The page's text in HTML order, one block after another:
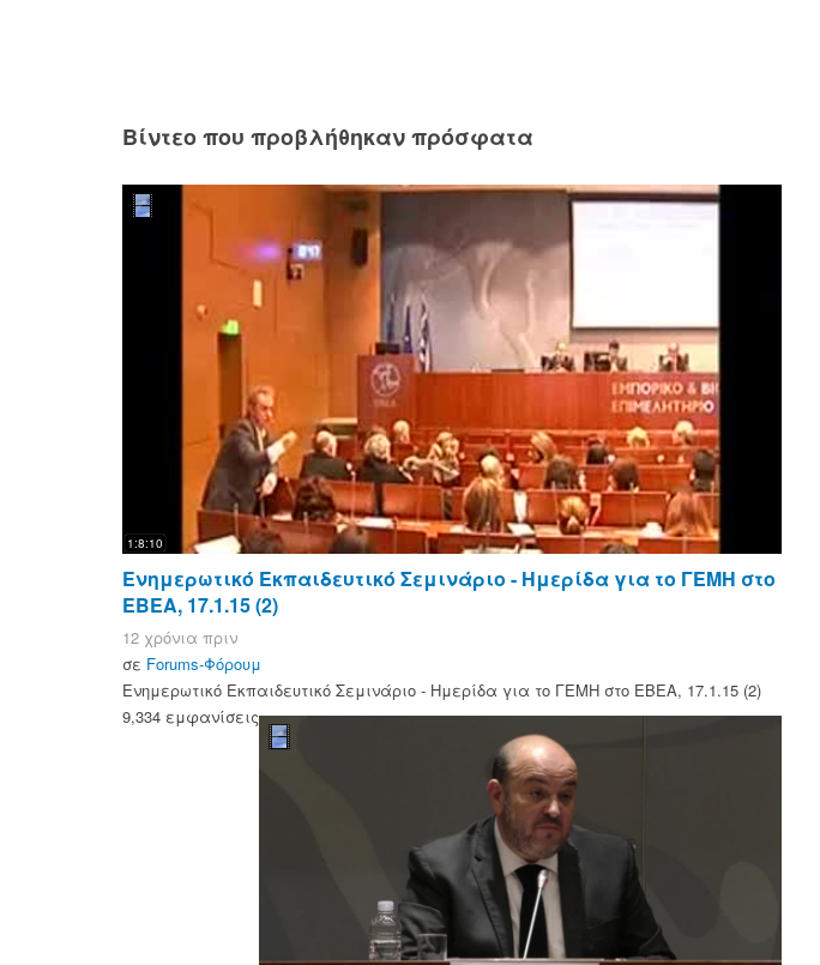
Βίντεο που προβλήθηκαν πρόσφατα
1:8:10
Ενημερωτικό Εκπαιδευτικό Σεμινάριο - Ημερίδα για το ΓΕΜΗ στο
ΕΒΕΑ, 17.1.15 (2)
12 χρόνια πριν
σε Forums-Φόρουμ
Ενημερωτικό Εκπαιδευτικό Σεμινάριο - Ημερίδα για το ΓΕΜΗ στο ΕΒΕΑ, 17.1.15 (2)
9,334 εμφανίσεις